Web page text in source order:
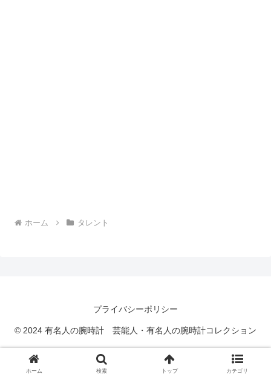
ホーム タレント
プライバシーポリシー
© 2024 有名人の腕時計 芸能人・有名人の腕時計コレクション
ホーム 検索 トップ カテゴリ